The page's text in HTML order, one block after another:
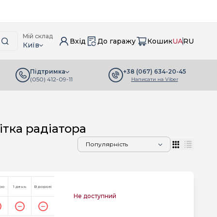
Мій склад
Київ Вхід До гаражу КошикUARU
Підтримка
(050) 412-09-11
+38 (067) 634-20-45
Написати на Viber
радіатора
1 день В дорозі
Не доступний